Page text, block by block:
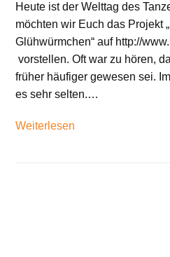
Heute ist der Welttag des
möchten wir Euch das Projekt
Glühwürmchen“ auf http://
vorstellen. Oft war zu hören,
früher häufiger gewesen sei.
es sehr selten.…
Weiterlesen